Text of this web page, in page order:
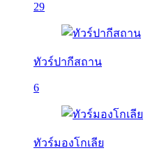
29
ทัวร์ปากีสถาน
6
ทัวร์มองโกเลีย